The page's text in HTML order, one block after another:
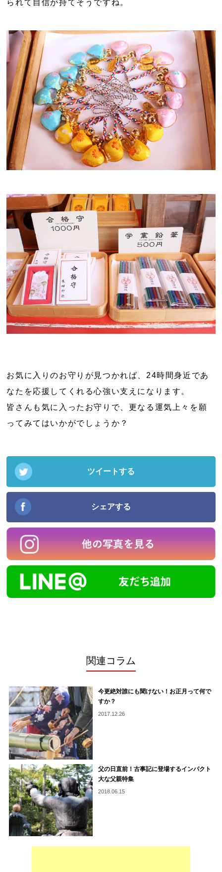
られて自信が持てそうですね。
お気に入りのお守りが見つかれば、24時間身近であ
なたを応援してくれる心強い支えになります。
皆さんも気に入ったお守りで、更なる運気上々を願
ってみてはいかがでしょうか？
ツイートする
シェアする
関連コラム
今更絶対誰にも聞けない！お正月って何で
すか？
2017.12.26
父の日直前！古事記に登場するインパクト
大な父親特集
2018.06.15